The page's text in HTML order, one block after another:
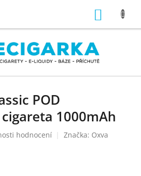
POD
1000mAh
hodnocení Značka: Oxva